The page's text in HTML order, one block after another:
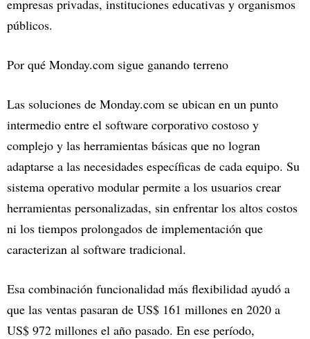
empresas privadas, instituciones educativas y organismos
públicos.
Por qué Monday.com sigue ganando terreno
Las soluciones de Monday.com se ubican en un punto
intermedio entre el software corporativo costoso y
complejo y las herramientas básicas que no logran
adaptarse a las necesidades específicas de cada equipo. Su
sistema operativo modular permite a los usuarios crear
herramientas personalizadas, sin enfrentar los altos costos
ni los tiempos prolongados de implementación que
caracterizan al software tradicional.
Esa combinación funcionalidad más flexibilidad ayudó a
que las ventas pasaran de US$ 161 millones en 2020 a
US$ 972 millones el año pasado. En ese período,